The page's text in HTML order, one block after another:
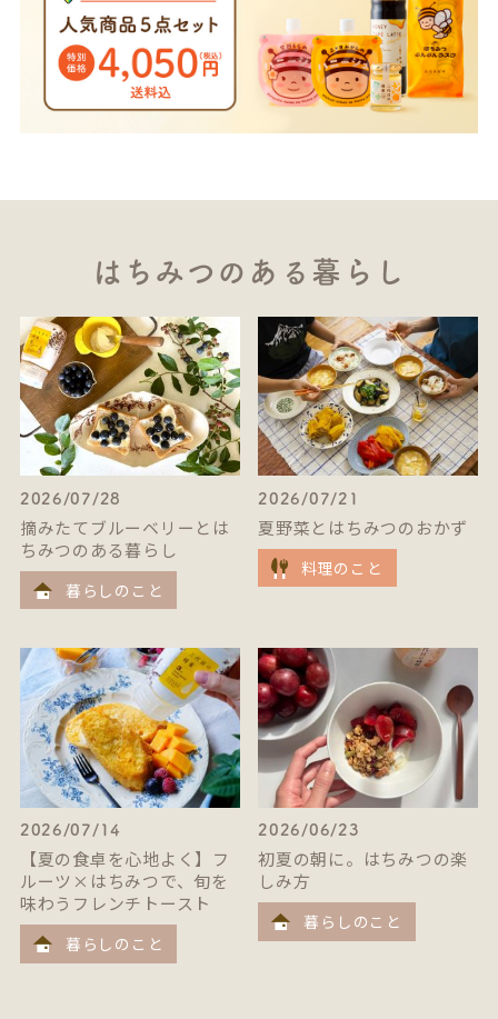
はちみつのある暮らし
2026/07/28
摘みたてブルーベリーとは
ちみつのある暮らし
暮らしのこと
2026/07/21
夏野菜とはちみつのおかず
料理のこと
2026/07/14
【夏の食卓を心地よく】フ
ルーツ×はちみつで、旬を
味わうフレンチトースト
暮らしのこと
2026/06/23
初夏の朝に。はちみつの楽
しみ方
暮らしのこと